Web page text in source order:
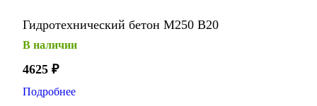
Гидротехнический бетон М250 В20
В наличии
4625 ₽
Подробнее